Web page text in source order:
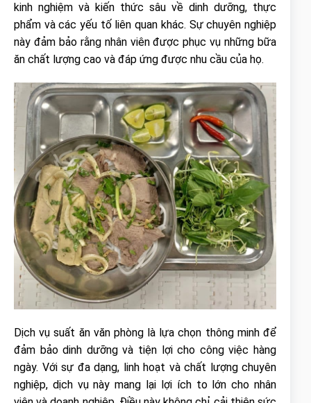
kinh nghiệm và kiến thức sâu về dinh dưỡng, thực
phẩm và các yếu tố liên quan khác. Sự chuyên nghiệp
này đảm bảo rằng nhân viên được phục vụ những bữa
ăn chất lượng cao và đáp ứng được nhu cầu của họ.
Dịch vụ suất ăn văn phòng là lựa chọn thông minh để
đảm bảo dinh dưỡng và tiện lợi cho công việc hàng
ngày. Với sự đa dạng, linh hoạt và chất lượng chuyên
nghiệp, dịch vụ này mang lại lợi ích to lớn cho nhân